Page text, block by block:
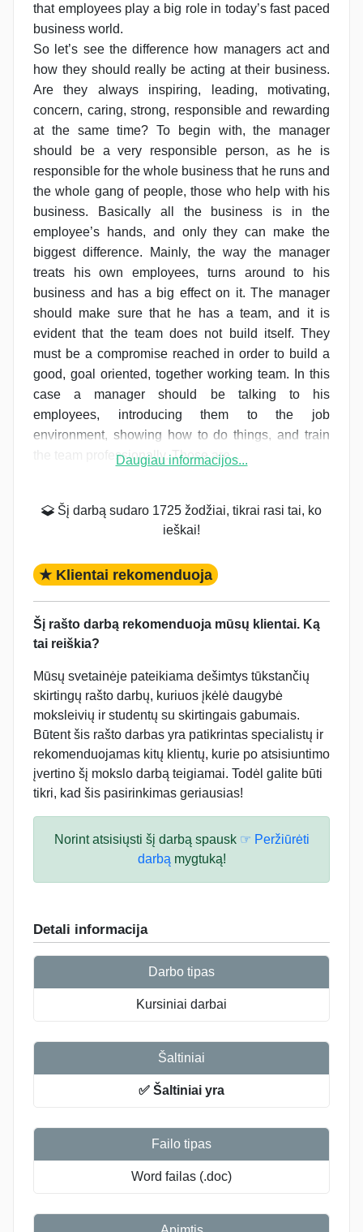
that employees play a big role in today’s fast paced
business world.
So let’s see the difference how managers act and
how they should really be acting at their business.
Are they always inspiring, leading, motivating,
concern, caring, strong, responsible and rewarding
at the same time? To begin with, the manager
should be a very responsible person, as he is
responsible for the whole business that he runs and
the whole gang of people, those who help with his
business. Basically all the business is in the
employee’s hands, and only they can make the
biggest difference. Mainly, the way the manager
treats his own employees, turns around to his
business and has a big effect on it. The manager
should make sure that he has a team, and it is
evident that the team does not build itself. They
must be a compromise reached in order to build a
good, goal oriented, together working team. In this
case a manager should be talking to his
employees, introducing them to the job
environment, showing how to do things, and train
the team professionally. Those are...
Daugiau informacijos...
Šį darbą sudaro 1725 žodžiai, tikrai rasi tai, ko
ieškai!
★ Klientai rekomenduoja
Šį rašto darbą rekomenduoja mūsų klientai. Ką
tai reiškia?
Mūsų svetainėje pateikiama dešimtys tūkstančių
skirtingų rašto darbų, kuriuos įkėlė daugybė
moksleivių ir studentų su skirtingais gabumais.
Būtent šis rašto darbas yra patikrintas specialistų ir
rekomenduojamas kitų klientų, kurie po atsisiuntimo
įvertino šį mokslo darbą teigiamai. Todėl galite būti
tikri, kad šis pasirinkimas geriausias!
Norint atsisiųsti šį darbą spausk ☞ Peržiūrėti
darbą mygtuką!
Detali informacija
Darbo tipas
Kursiniai darbai
Šaltiniai
✅ Šaltiniai yra
Failo tipas
Word failas (.doc)